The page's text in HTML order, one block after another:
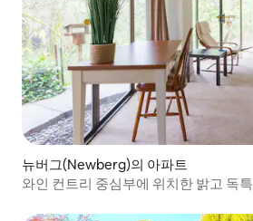
뉴버그(Newberg)의 아파트
와인 컨트리 중심부에 위치한 밝고 독